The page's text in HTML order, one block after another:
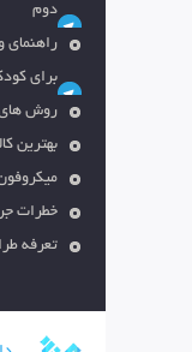
دوم
راهنمای
برای
روش های
بهترین
خطرات
تعرفه